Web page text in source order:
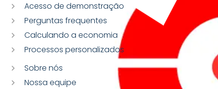
Acesso de demonstração
Perguntas frequentes
Calculando a economia
Processos personalizados
Sobre nós
Nossa equipe